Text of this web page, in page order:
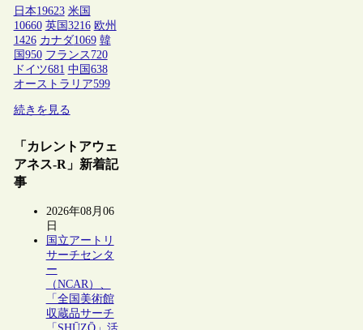
日本19623 米国
10660 英国 3216 欧州
1426 カナダ1069 韓
国 950 フランス 720
ドイツ681 中国 638
オーストラリア599
続きを見る
「カレントアウェ
アネス-R」新着記
事
2026年08月06
日
国立アートリ
サーチセンタ
ー
（NCAR）、
「全国美術館
収蔵品サーチ